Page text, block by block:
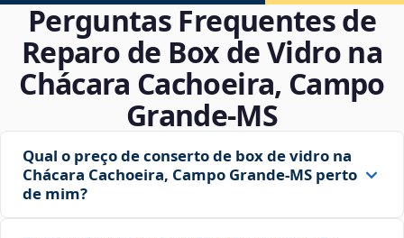
Perguntas Frequentes de
Reparo de Box de Vidro na
Chácara Cachoeira, Campo
Grande‑MS
Qual o preço de conserto de box de vidro na
Chácara Cachoeira, Campo Grande‑MS perto
de mim?